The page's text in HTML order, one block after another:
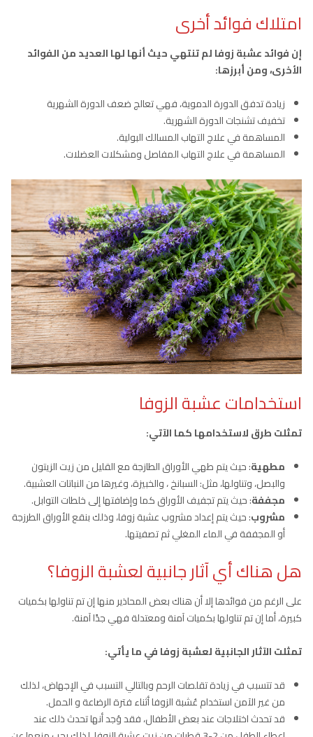
امتلاك فوائد أخرى
إن فوائد عشبة زوفا لم تنتهي حيث أنها لها العديد من الفوائد
الأخرى، ومن أبرزها:
زيادة تدفق الدورة الدموية، فهي تعالج ضعف الدورة الشهرية
تخفيف تشنجات الدورة الشهرية.
المساهمة في علاج التهاب المسالك البولية.
المساهمة في علاج التهاب المفاصل ومشكلات العضلات.
استخدامات عشبة الزوفا
تمثلت طرق لاستخدامها كما الآتي:
مطهية: حيث يتم طهي الأوراق الطازجة مع القليل من زيت الزيتون
والبصل، وتناولها، مثل: السبانخ ، والخبيزة، وغيرها من النباتات العشبية.
مجففة: حيث يتم تجفيف الأوراق كما وإضافتها إلى خلطات التوابل.
مشروب: حيث يتم إعداد مشروب عشبة زوفا، وذلك بنقع الأوراق الطرزجة
أو المجففة في الماء المغلي ثم تصفيتها.
هل هناك أي آثار جانبية لعشبة الزوفا؟
على الرغم من فوائدها إلا أن هناك بعض المحاذير منها إن تم تناولها بكميات
كبيرة، أما إن تم تناولها بكميات آمنة ومعتدلة فهي جدًا آمنة.
تمثلت الآثار الجانبية لعشبة زوفا في ما يأتي:
قد تتسبب في زيادة تقلصات الرحم وبالتالي التسبب في الإجهاض، لذلك
من غير الآمن استخدام عُشبة الزوفا أثناء فترة الرضاعة و الحمل.
قد تحدث اختلاجات عند بعض الأطفال، فقد وُجد أنها تحدث ذلك عند